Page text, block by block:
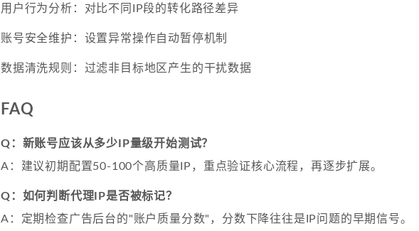
用户行为分析：对比不同IP段的转化路径差异
账号安全维护：设置异常操作自动暂停机制
数据清洗规则：过滤非目标地区产生的干扰数据
FAQ
Q：新账号应该从多少IP量级开始测试？
A：建议初期配置50-100个高质量IP，重点验证核心流程，再逐步扩展。
Q：如何判断代理IP是否被标记？
A：定期检查广告后台的"账户质量分数"，分数下降往往是IP问题的早期信号。